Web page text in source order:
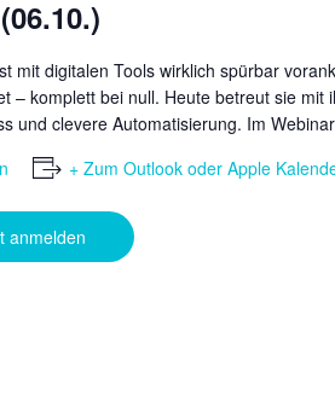
mit digitalen Tools wirklich spürbar
– komplett bei null. Heute betreut sie
und clevere Automatisierung. Im
+ Zum Outlook oder Apple
anmelden